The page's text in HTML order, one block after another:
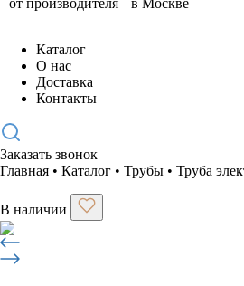
Каталог
О нас
Доставка
Контакты
Заказать звонок
Главная • Каталог • Трубы • Труба
В наличии